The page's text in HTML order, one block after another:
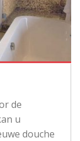
de
u
douche